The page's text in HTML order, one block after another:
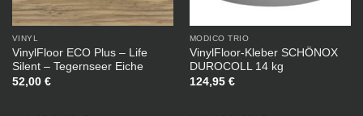
VINYL
VinylFloor ECO Plus – Life
Silent – Tegernseer Eiche
52,00 €
MODICO TRIO
VinylFloor-Kleber SCHÖNOX
DUROCOLL 14 kg
124,95 €